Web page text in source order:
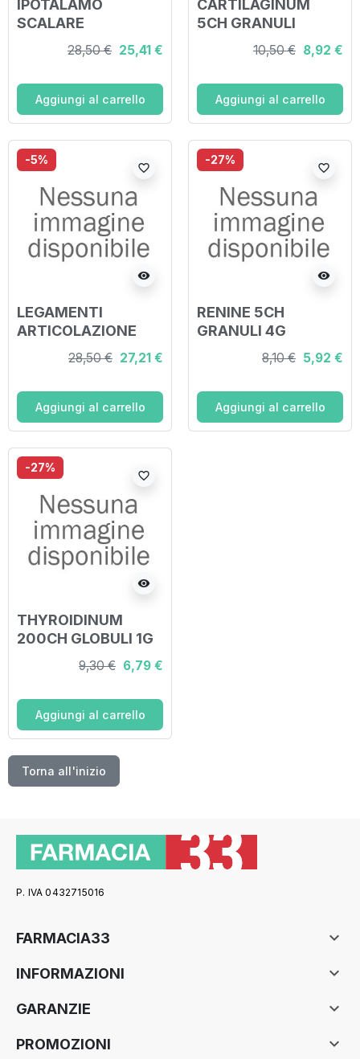
IPOTALAMO
SCALARE
PROGRESSIVO 20
FIALE FISIOLOGICHE
28,50 € 25,41 €
Aggiungi al carrello
CARTILAGINUM
5CH GRANULI
10,50 € 8,92 €
Aggiungi al carrello
-5%
visibility
favorite_border
LEGAMENTI
ARTICOLAZIONE
GINOCCHIO*6CH,9
CH,30CH,200CH
progressivo) 20
fiale 2 ml soluzione
mucosa orale
28,50 € 27,21 €
Aggiungi al carrello
-27%
visibility
favorite_border
RENINE 5CH
GRANULI 4G
8,10 € 5,92 €
Aggiungi al carrello
-27%
visibility
favorite_border
THYROIDINUM
200CH GLOBULI 1G
9,30 € 6,79 €
Aggiungi al carrello
Torna all'inizio
P. IVA 0432715016
FARMACIA33 
INFORMAZIONI 
GARANZIE 
PROMOZIONI 